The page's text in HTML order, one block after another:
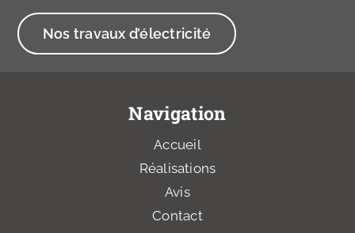
Nos travaux d’électricité
Navigation
Accueil
Réalisations
Avis
Contact